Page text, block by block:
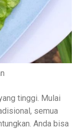
tinggi. Mulai
semua
Anda bisa